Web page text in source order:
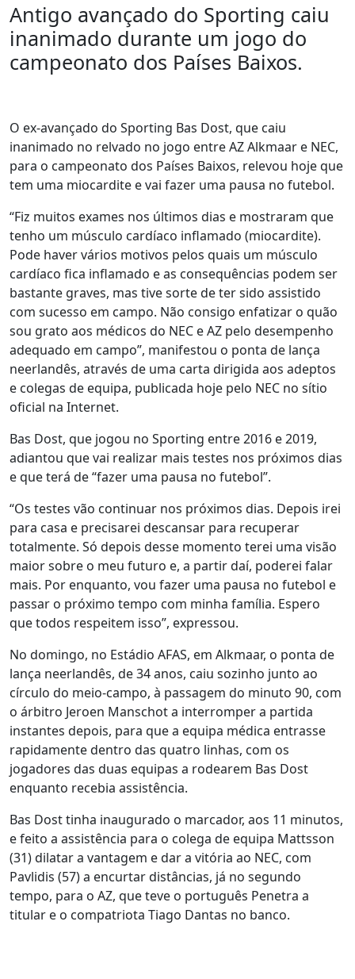
Antigo avançado do Sporting caiu
inanimado durante um jogo do
campeonato dos Países Baixos.
O ex-avançado do Sporting Bas Dost, que caiu
inanimado no relvado no jogo entre AZ Alkmaar e NEC,
para o campeonato dos Países Baixos, relevou hoje que
tem uma miocardite e vai fazer uma pausa no futebol.
“Fiz muitos exames nos últimos dias e mostraram que
tenho um músculo cardíaco inflamado (miocardite).
Pode haver vários motivos pelos quais um músculo
cardíaco fica inflamado e as consequências podem ser
bastante graves, mas tive sorte de ter sido assistido
com sucesso em campo. Não consigo enfatizar o quão
sou grato aos médicos do NEC e AZ pelo desempenho
adequado em campo”, manifestou o ponta de lança
neerlandês, através de uma carta dirigida aos adeptos
e colegas de equipa, publicada hoje pelo NEC no sítio
oficial na Internet.
Bas Dost, que jogou no Sporting entre 2016 e 2019,
adiantou que vai realizar mais testes nos próximos dias
e que terá de “fazer uma pausa no futebol”.
“Os testes vão continuar nos próximos dias. Depois irei
para casa e precisarei descansar para recuperar
totalmente. Só depois desse momento terei uma visão
maior sobre o meu futuro e, a partir daí, poderei falar
mais. Por enquanto, vou fazer uma pausa no futebol e
passar o próximo tempo com minha família. Espero
que todos respeitem isso”, expressou.
No domingo, no Estádio AFAS, em Alkmaar, o ponta de
lança neerlandês, de 34 anos, caiu sozinho junto ao
círculo do meio-campo, à passagem do minuto 90, com
o árbitro Jeroen Manschot a interromper a partida
instantes depois, para que a equipa médica entrasse
rapidamente dentro das quatro linhas, com os
jogadores das duas equipas a rodearem Bas Dost
enquanto recebia assistência.
Bas Dost tinha inaugurado o marcador, aos 11 minutos,
e feito a assistência para o colega de equipa Mattsson
(31) dilatar a vantagem e dar a vitória ao NEC, com
Pavlidis (57) a encurtar distâncias, já no segundo
tempo, para o AZ, que teve o português Penetra a
titular e o compatriota Tiago Dantas no banco.